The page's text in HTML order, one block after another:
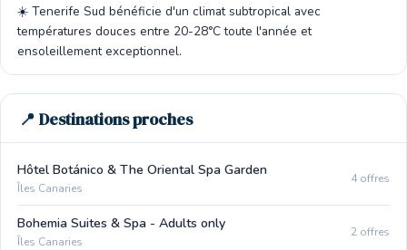
☀️ Tenerife Sud bénéficie d'un climat subtropical avec
températures douces entre 20-28°C toute l'année et
ensoleillement exceptionnel.
📍 Destinations proches
Hôtel Botánico & The Oriental Spa Garden
Îles Canaries
4 offres
Bohemia Suites & Spa - Adults only
Îles Canaries
2 offres